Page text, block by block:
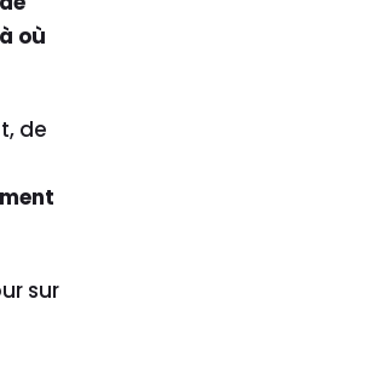
où
de
sur